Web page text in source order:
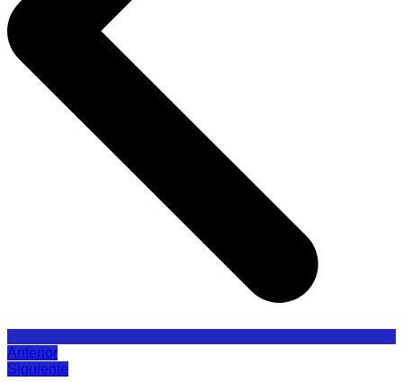
Anterior
Siguiente